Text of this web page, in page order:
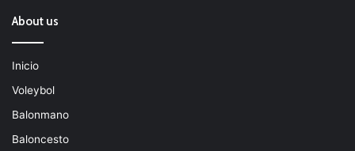
About us
Inicio
Voleybol
Balonmano
Baloncesto